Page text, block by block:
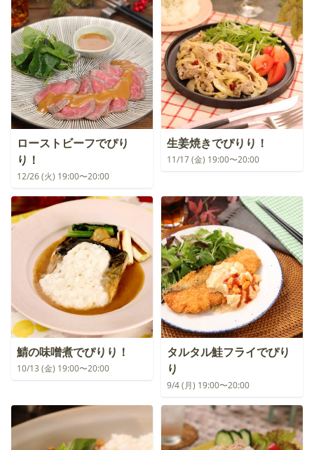
ローストビーフでぴり
り！
12/26 (火) 19:00〜20:00
生姜焼きでぴりり！
11/17 (金) 19:00〜20:00
鯖の味噌煮でぴりり！
10/13 (金) 19:00〜20:00
タルタル鮭フライでぴり
り
9/4 (月) 19:00〜20:00